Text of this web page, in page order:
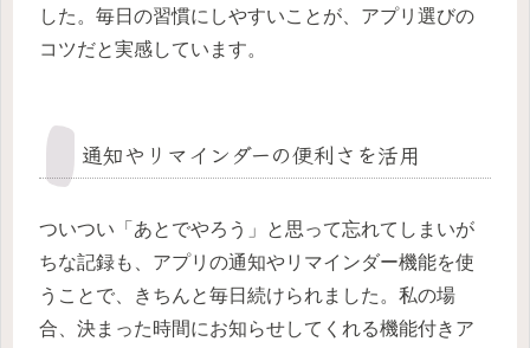
した。毎日の習慣にしやすいことが、アプリ選びの
コツだと実感しています。
通知やリマインダーの便利さを活用
ついつい「あとでやろう」と思って忘れてしまいが
ちな記録も、アプリの通知やリマインダー機能を使
うことで、きちんと毎日続けられました。私の場
合、決まった時間にお知らせしてくれる機能付きア